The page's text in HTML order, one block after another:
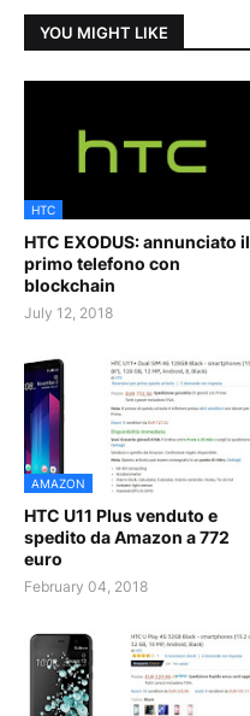
YOU MIGHT LIKE
HTC
HTC EXODUS: annunciato il
primo telefono con
blockchain
July 12, 2018
AMAZON
HTC U11 Plus venduto e
spedito da Amazon a 772
euro
February 04, 2018